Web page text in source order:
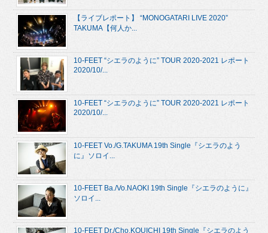
【ライブレポート】 “MONOGATARI LIVE 2020”
TAKUMA【何人か...
10-FEET “シエラのように” TOUR 2020-2021 レポート
2020/10/...
10-FEET “シエラのように” TOUR 2020-2021 レポート
2020/10/...
10-FEET Vo./G.TAKUMA 19th Single『シエラのよう
に』ソロイ...
10-FEET Ba./Vo.NAOKI 19th Single『シエラのように』
ソロイ...
10-FEET Dr./Cho.KOUICHI 19th Single『シエラのよう